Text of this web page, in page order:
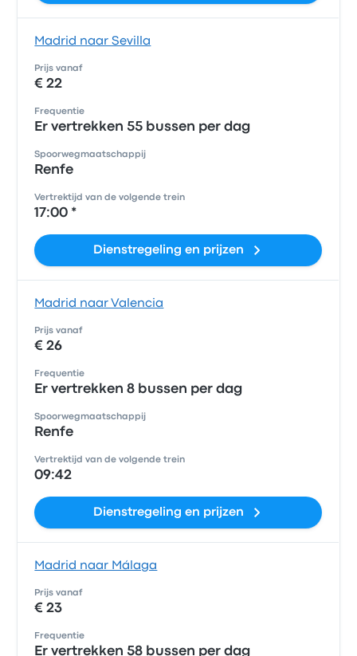
Madrid naar Sevilla
Prijs vanaf
€ 22
Frequentie
Er vertrekken 55 bussen per dag
Spoorwegmaatschappij
Renfe
Vertrektijd van de volgende trein
17:00 *
Dienstregeling en prijzen
Madrid naar Valencia
Prijs vanaf
€ 26
Frequentie
Er vertrekken 8 bussen per dag
Spoorwegmaatschappij
Renfe
Vertrektijd van de volgende trein
09:42
Dienstregeling en prijzen
Madrid naar Málaga
Prijs vanaf
€ 23
Frequentie
Er vertrekken 58 bussen per dag